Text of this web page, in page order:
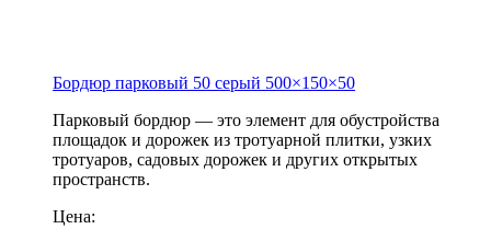
Бордюр парковый 50 серый 500×150×50
Парковый бордюр — это элемент для обустройства
площадок и дорожек из тротуарной плитки, узких
тротуаров, садовых дорожек и других открытых
пространств.
Цена: